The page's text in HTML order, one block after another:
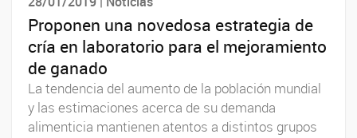
Proponen una novedosa estrategia de
cría en laboratorio para el mejoramiento
de ganado
La tendencia del aumento de la población mundial
y las estimaciones acerca de su demanda
alimenticia mantienen atentos a distintos grupos